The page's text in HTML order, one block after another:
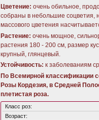
Цветение: очень обильное,
собраны в небольшие соцветия,
массового цветения
Растение: очень мощное,
растения 180 - 200 см, размер
крупный, глянцевый.
Устойчивость: к заболеваниям
По Всемирной классификации
Розы Кордезия, в Средней
плетистая роза.
Класс роз:
Возраст: